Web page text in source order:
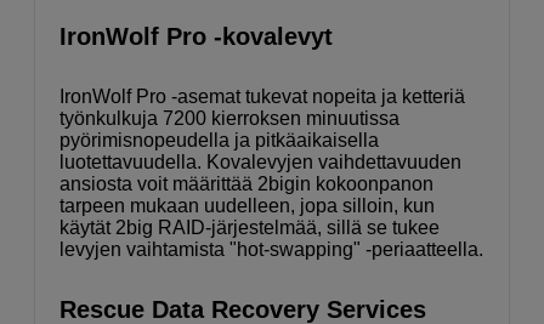
IronWolf Pro -kovalevyt
IronWolf Pro -asemat tukevat nopeita ja ketteriä
työnkulkuja 7200 kierroksen minuutissa
pyörimisnopeudella ja pitkäaikaisella
luotettavuudella. Kovalevyjen vaihdettavuuden
ansiosta voit määrittää 2bigin kokoonpanon
tarpeen mukaan uudelleen, jopa silloin, kun
käytät 2big RAID-järjestelmää, sillä se tukee
levyjen vaihtamista "hot-swapping" -periaatteella.
Rescue Data Recovery Services